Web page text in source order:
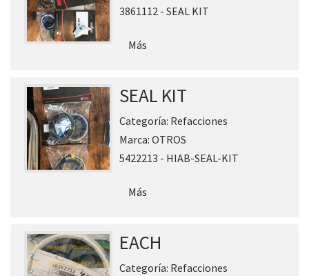
3861112 - SEAL KIT
Más
SEAL KIT
Categoría: Refacciones
Marca: OTROS
5422213 - HIAB-SEAL-KIT
Más
EACH
Categoría: Refacciones